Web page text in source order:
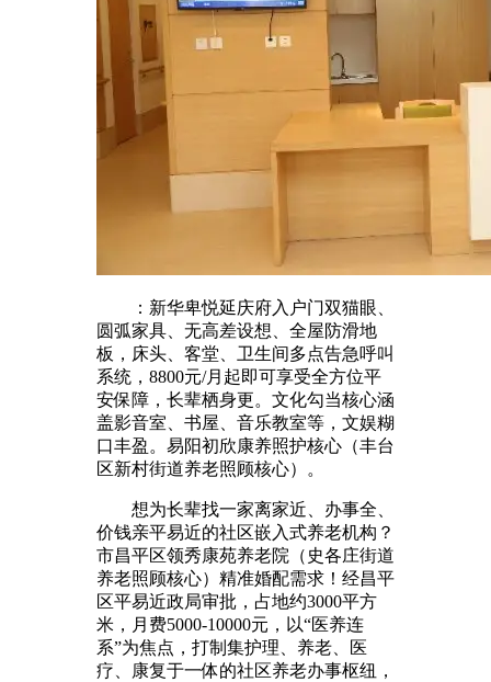
：新华卑悦延庆府入户门双猫眼、
圆弧家具、无高差设想、全屋防滑地
板，床头、客堂、卫生间多点告急呼叫
系统，8800元/月起即可享受全方位平
安保障，长辈栖身更。文化勾当核心涵
盖影音室、书屋、音乐教室等，文娱糊
口丰盈。易阳初欣康养照护核心（丰台
区新村街道养老照顾核心）。
想为长辈找一家离家近、办事全、
价钱亲平易近的社区嵌入式养老机构？
市昌平区领秀康苑养老院（史各庄街道
养老照顾核心）精准婚配需求！经昌平
区平易近政局审批，占地约3000平方
米，月费5000-10000元，以“医养连
系”为焦点，打制集护理、养老、医
疗、康复于一体的社区养老办事枢纽，